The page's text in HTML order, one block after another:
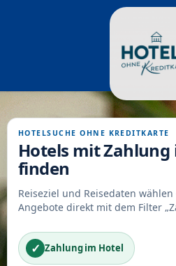
HOTELSUCHE OHNE KREDITKARTE
Hotels mit Zahlung
finden
Reiseziel und Reisedaten
Angebote direkt mit dem Filter
✓ Zahlung im Hotel